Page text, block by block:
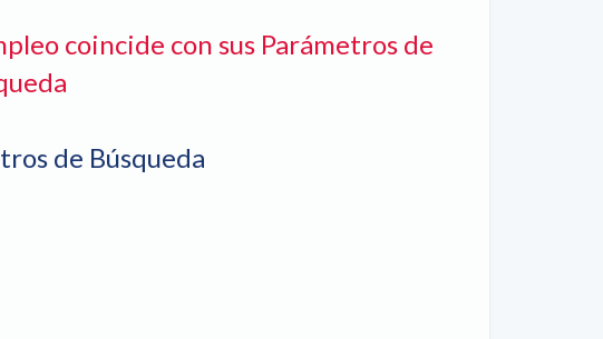
coincide con sus Parámetros de
de Búsqueda